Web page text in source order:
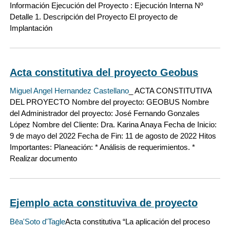
Información Ejecución del Proyecto : Ejecución Interna Nº
Detalle 1. Descripción del Proyecto El proyecto de
Implantación
Acta constitutiva del proyecto Geobus
Miguel Angel Hernandez Castellano _ ACTA CONSTITUTIVA
DEL PROYECTO Nombre del proyecto: GEOBUS Nombre
del Administrador del proyecto: José Fernando Gonzales
López Nombre del Cliente: Dra. Karina Anaya Fecha de Inicio:
9 de mayo del 2022 Fecha de Fin: 11 de agosto de 2022 Hitos
Importantes: Planeación: * Análisis de requerimientos. *
Realizar documento
Ejemplo acta constituviva de proyecto
Bēa'Soto d'TagleActa constitutiva “La aplicación del proceso